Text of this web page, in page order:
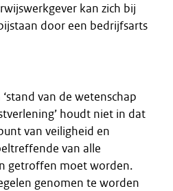
kan zich bij
door een bedrijfsarts
van de wetenschap
houdt niet in dat
van veiligheid en
van alle
getroffen moet worden.
genomen te worden